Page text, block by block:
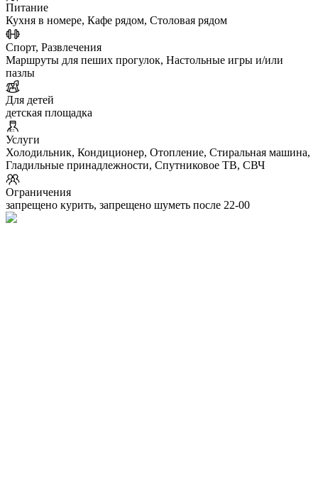
Питание
Кухня в номере, Кафе рядом, Столовая рядом
Спорт, Развлечения
Маршруты для пеших прогулок, Настольные игры и/или
пазлы
Для детей
детская площадка
Услуги
Холодильник, Кондиционер, Отопление, Стиральная машина,
Гладильные принадлежности, Спутниковое ТВ, СВЧ
Ограничения
запрещено курить, запрещено шуметь после 22-00